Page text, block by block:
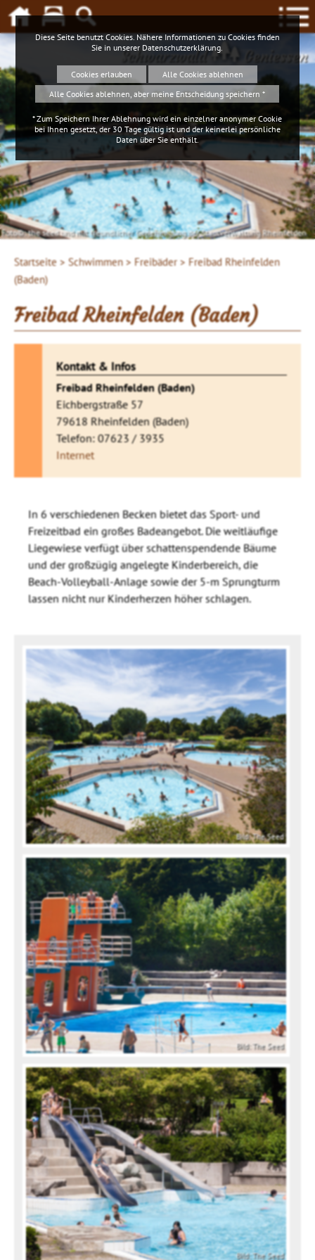
Schwarzwald Geniessen
Foto©: the seed und mit freundlicher Genehmigung der Stadtverwaltung Rheinfelden
Startseite > Schwimmen > Freibäder > Freibad Rheinfelden
(Baden)
Freibad Rheinfelden (Baden)
Kontakt & Infos
Freibad Rheinfelden (Baden)
Eichbergstraße 57
79618 Rheinfelden (Baden)
Telefon: 07623 / 3935
Internet
In 6 verschiedenen Becken bietet das Sport- und
Freizeitbad ein großes Badeangebot. Die weitläufige
Liegewiese verfügt über schattenspendende Bäume
und der großzügig angelegte Kinderbereich, die
Beach-Volleyball-Anlage sowie der 5-m Sprungturm
lassen nicht nur Kinderherzen höher schlagen.
Bild: The Seed
Bild: The Seed
Bild: The Seed
Diese Seite benutzt Cookies. Nähere Informationen zu Cookies finden
Sie in unserer Datenschutzerklärung
Cookies erlauben
Alle Cookies ablehnen
Alle Cookies ablehnen, aber meine Entscheidung speichern *
* Zum Speichern Ihrer Ablehnung wird ein einzelner anonymer Cookie
bei Ihnen gesetzt, der 30 Tage gültig ist und der keinerlei persönliche
Daten über Sie enthält.